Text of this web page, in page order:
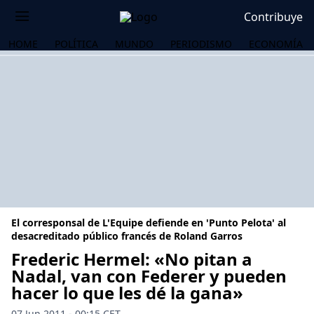
Contribuye
HOME POLÍTICA MUNDO PERIODISMO ECONOMÍA
El corresponsal de L'Equipe defiende en 'Punto Pelota' al
desacreditado público francés de Roland Garros
Frederic Hermel: «No pitan a
Nadal, van con Federer y pueden
hacer lo que les dé la gana»